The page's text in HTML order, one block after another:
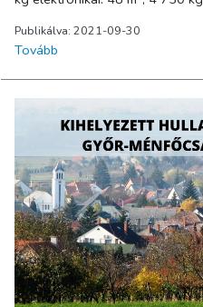
Publikálva: 2021-09-30
Tovább